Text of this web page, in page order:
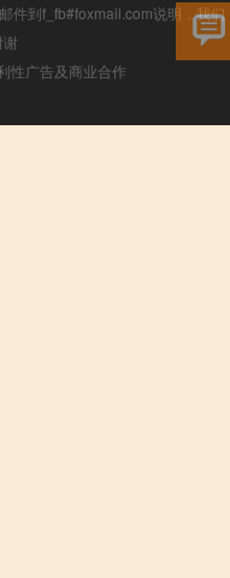
件到f_fb#foxmail.com说明，我们
性广告及商业合作